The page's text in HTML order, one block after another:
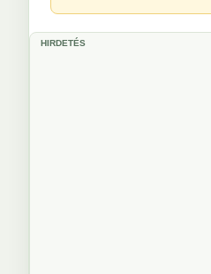
HIRDETÉS